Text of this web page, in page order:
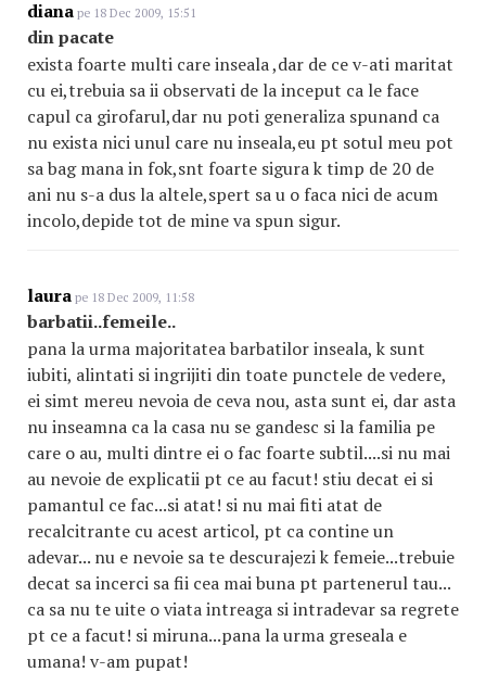
diana pe 18 Dec 2009, 15:51
din pacate
exista foarte multi care inseala ,dar de ce v-ati maritat
cu ei,trebuia sa ii observati de la inceput ca le face
capul ca girofarul,dar nu poti generaliza spunand ca
nu exista nici unul care nu inseala,eu pt sotul meu pot
sa bag mana in fok,snt foarte sigura k timp de 20 de
ani nu s-a dus la altele,spert sa u o faca nici de acum
incolo,depide tot de mine va spun sigur.
laura pe 18 Dec 2009, 11:58
barbatii..femeile..
pana la urma majoritatea barbatilor inseala, k sunt
iubiti, alintati si ingrijiti din toate punctele de vedere,
ei simt mereu nevoia de ceva nou, asta sunt ei, dar asta
nu inseamna ca la casa nu se gandesc si la familia pe
care o au, multi dintre ei o fac foarte subtil....si nu mai
au nevoie de explicatii pt ce au facut! stiu decat ei si
pamantul ce fac...si atat! si nu mai fiti atat de
recalcitrante cu acest articol, pt ca contine un
adevar... nu e nevoie sa te descurajezi k femeie...trebuie
decat sa incerci sa fii cea mai buna pt partenerul tau...
ca sa nu te uite o viata intreaga si intradevar sa regrete
pt ce a facut! si miruna...pana la urma greseala e
umana! v-am pupat!